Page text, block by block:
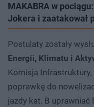
MAKABRA w
Jokera i zaatakował
Postulaty zostały
Energii, Klimatu i
Komisja Infrastruktury,
poprawkę do
jazdy kat. B uprawniać